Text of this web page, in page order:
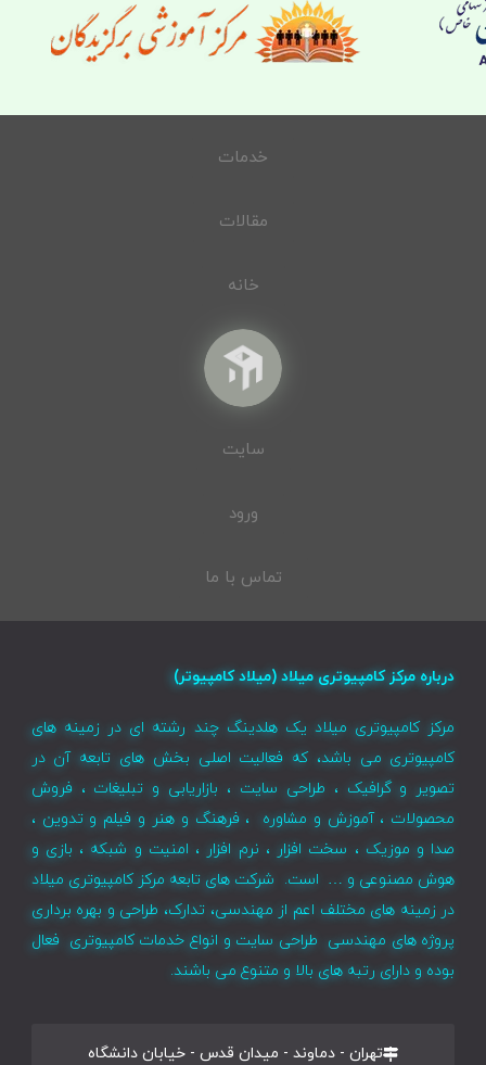
خدمات
مقالات
خانه
سایت
ورود
تماس با ما
درباره مرکز کامپیوتری میلاد (میلاد کامپیوتر)
مرکز کامپیوتری میلاد یک هلدینگ چند رشته ای در زمینه های
کامپیوتری می باشد، که فعالیت اصلی بخش های تابعه آن در
تصویر و گرافیک ، طراحی سایت ، بازاریابی و تبلیغات ، فروش
محصولات ، آموزش و مشاوره ، فرهنگ و هنر و فیلم و تدوین ،
صدا و موزیک ، سخت افزار ، نرم افزار ، امنیت و شبکه ، بازی و
هوش مصنوعی و … است. شرکت های تابعه مرکز کامپیوتری میلاد
در زمینه های مختلف اعم از مهندسی، تدارک، طراحی و بهره برداری
پروژه های مهندسی طراحی سایت و انواع خدمات کامپیوتری فعال
بوده و دارای رتبه های بالا و متنوع می باشند.
تهران - دماوند - میدان قدس - خیابان دانشگاه